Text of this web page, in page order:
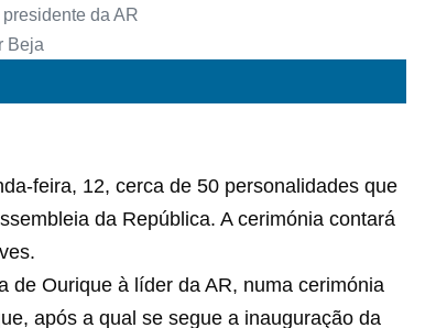
feira, 12, cerca de 50 personalidades que
da República. A cerimónia contará
de Ourique à líder da AR, numa cerimónia
após a qual se segue a inauguração da